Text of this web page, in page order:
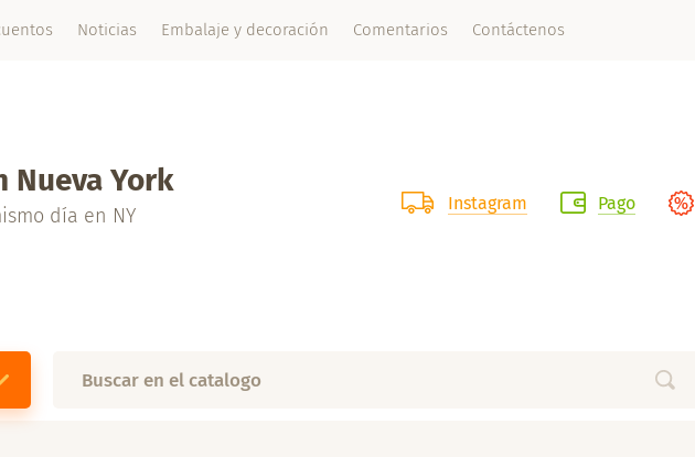
Noticias Embalaje y decoración Comentarios Contáctenos
Nueva York
día en NY
Instagram Pago